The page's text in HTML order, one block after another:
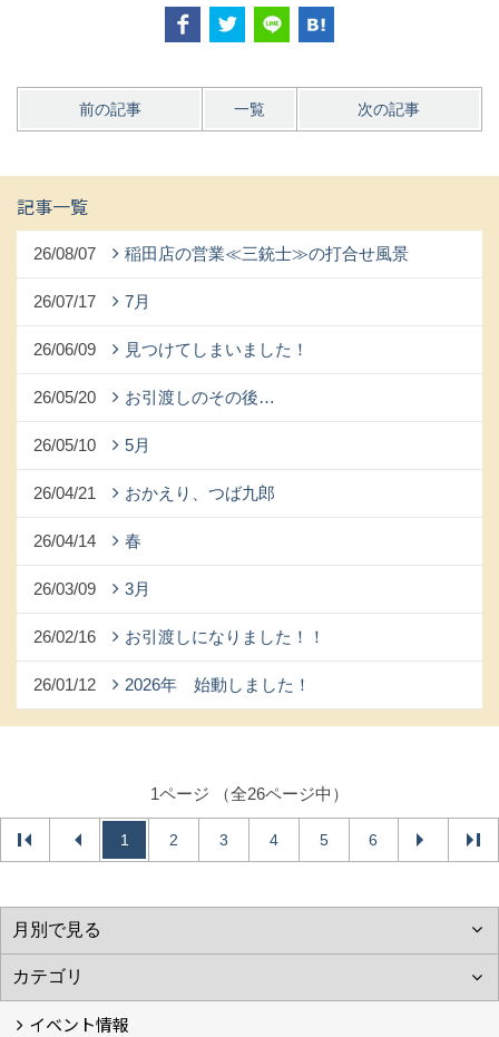
前の記事 一覧 次の記事
記事一覧
26/08/07 稲田店の営業≪三銃士≫の打合せ風景
26/07/17 7月
26/06/09 見つけてしまいました！
26/05/20 お引渡しのその後…
26/05/10 5月
26/04/21 おかえり、つば九郎
26/04/14 春
26/03/09 3月
26/02/16 お引渡しになりました！！
26/01/12 2026年 始動しました！
1ページ （全26ページ中）
1 2 3 4 5 6
イベント情報